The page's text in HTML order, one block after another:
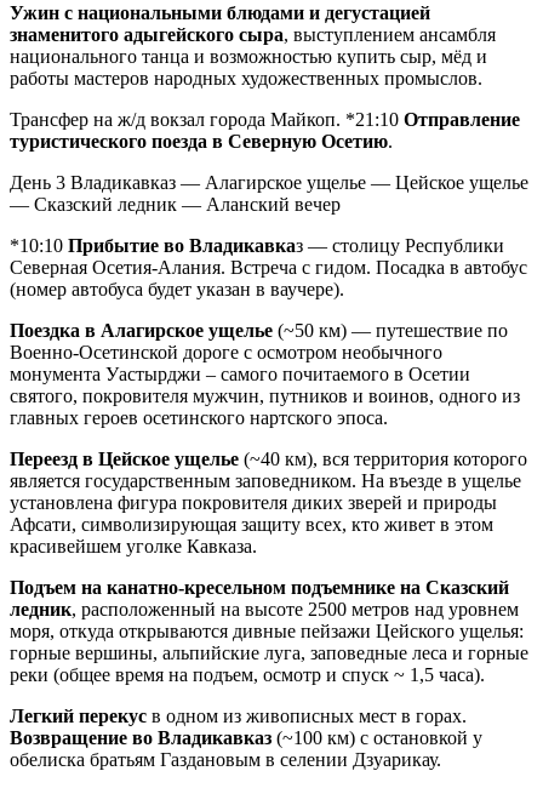
Ужин с национальными блюдами и дегустацией
знаменитого адыгейского сыра, выступлением ансамбля
национального танца и возможностью купить сыр, мёд и
работы мастеров народных художественных промыслов.
Трансфер на ж/д вокзал города Майкоп. *21:10 Отправление
туристического поезда в Северную Осетию.
День 3 Владикавказ — Алагирское ущелье — Цейское ущелье
— Сказский ледник — Аланский вечер
*10:10 Прибытие во Владикавказ — столицу Республики
Северная Осетия-Алания. Встреча с гидом. Посадка в автобус
(номер автобуса будет указан в ваучере).
Поездка в Алагирское ущелье (~50 км) — путешествие по
Военно-Осетинской дороге с осмотром необычного
монумента Уастырджи – самого почитаемого в Осетии
святого, покровителя мужчин, путников и воинов, одного из
главных героев осетинского нартского эпоса.
Переезд в Цейское ущелье (~40 км), вся территория которого
является государственным заповедником. На въезде в ущелье
установлена фигура покровителя диких зверей и природы
Афсати, символизирующая защиту всех, кто живет в этом
красивейшем уголке Кавказа.
Подъем на канатно-кресельном подъемнике на Сказский
ледник, расположенный на высоте 2500 метров над уровнем
моря, откуда открываются дивные пейзажи Цейского ущелья:
горные вершины, альпийские луга, заповедные леса и горные
реки (общее время на подъем, осмотр и спуск ~ 1,5 часа).
Легкий перекус в одном из живописных мест в горах.
Возвращение во Владикавказ (~100 км) с остановкой у
обелиска братьям Газдановым в селении Дзуарикау.